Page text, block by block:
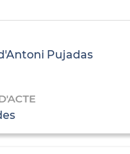
Pujadas